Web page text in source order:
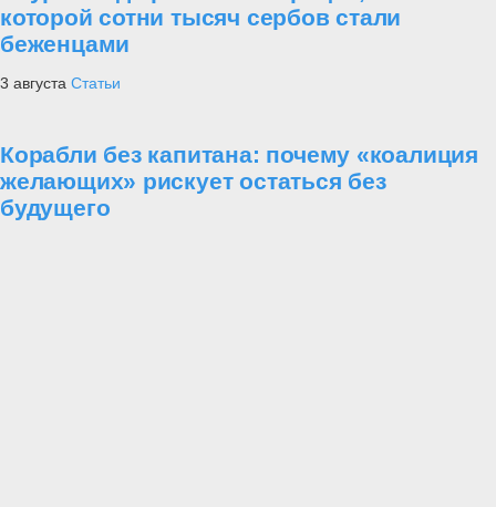
которой сотни тысяч сербов стали
беженцами
3 августа Статьи
Корабли без капитана: почему «коалиция
желающих» рискует остаться без
будущего